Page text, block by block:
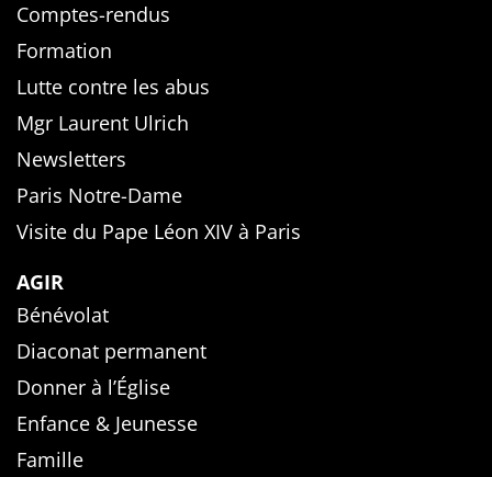
Comptes-rendus
Formation
Lutte contre les abus
Mgr Laurent Ulrich
Newsletters
Paris Notre-Dame
Visite du Pape Léon XIV à Paris
AGIR
Bénévolat
Diaconat permanent
Donner à l’Église
Enfance & Jeunesse
Famille